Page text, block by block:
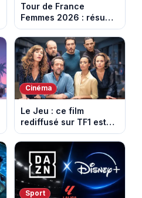
Tour de France
Femmes 2026 : résumé
vidéo de la 6e étape
entre Montbrison et
Tournon-sur-Rhône
Cinéma
Le Jeu : ce film
rediffusé sur TF1 est
adapté d’un succès
italien devenu un
phénomène mondial
Sport